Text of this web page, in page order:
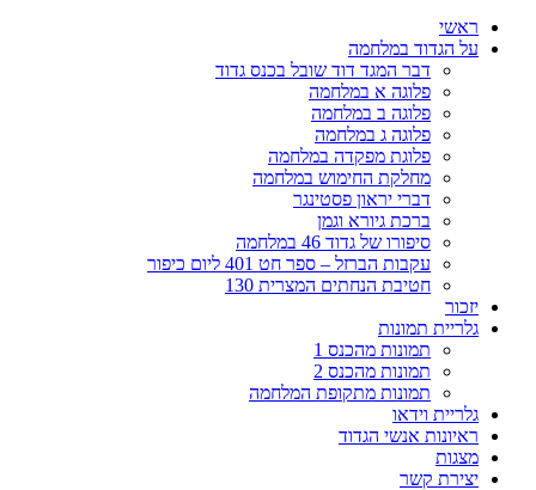
ראשי
על הגדוד במלחמה
דבר המגד דוד שובל בכנס גדוד
פלוגה א במלחמה
פלוגה ב במלחמה
פלוגה ג במלחמה
פלוגת מפקדה במלחמה
מחלקת החימוש במלחמה
דברי יראון פסטינגר
ברכת גיורא וגמן
סיפורו של גדוד 46 במלחמה
עקבות הברזל – ספר חט 401 ליום כיפור
חטיבת הנחתים המצרית 130
יזכור
גלריית תמונות
תמונות מהכנס 1
תמונות מהכנס 2
תמונות מתקופת המלחמה
גלריית וידאו
ראיונות אנשי הגדוד
מצגות
יצירת קשר